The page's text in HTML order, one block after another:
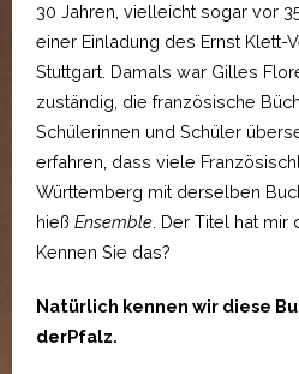
30 Jahren, vielleicht sogar vor
einer Einladung des Ernst Klett-
Stuttgart. Damals war Gilles
zuständig, die französische
Schülerinnen und Schüler
erfahren, dass viele
Württemberg mit derselben
hieß Ensemble . Der Titel hat
Kennen Sie das?
Natürlich kennen wir diese
derPfalz.